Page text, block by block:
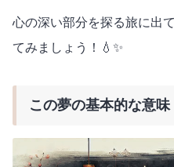
心の深い部分を探る旅に出
てみましょう！💧✨
この夢の基本的な意味